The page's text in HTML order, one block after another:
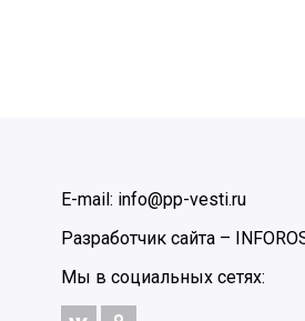
E-mail: info@pp-vesti.ru
Разработчик сайта –
Мы в социальных сетях: